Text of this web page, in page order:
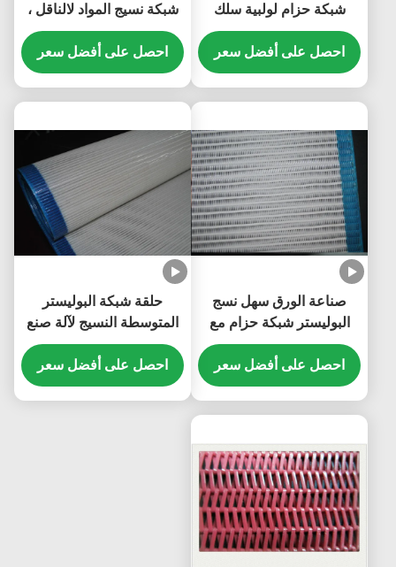
شبكة حزام لولبية سلك
لإنتاج الورق
احصل على أفضل سعر
شبكة نسيج المواد لالناقل ،
OEM ODM الخدمة
احصل على أفضل سعر
صناعة الورق سهل نسج
البوليستر شبكة حزام مع
شاشة مجفف دوامة لتجفيف
احصل على أفضل سعر
حلقة شبكة البوليستر
المتوسطة النسيج لآلة صنع
الورق 3868
احصل على أفضل سعر